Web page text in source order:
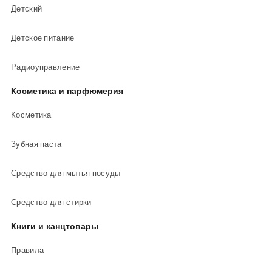
Детский
Детское питание
Радиоуправление
Косметика и парфюмерия
Косметика
Зубная паста
Средство для мытья посуды
Средство для стирки
Книги и канцтовары
Правила